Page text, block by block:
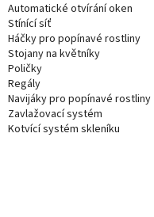
Automatické otvírání oken
Stínící síť
Háčky pro popínavé rostliny
Stojany na květníky
Poličky
Regály
Navijáky pro popínavé rostliny
Zavlažovací systém
Kotvící systém skleníku